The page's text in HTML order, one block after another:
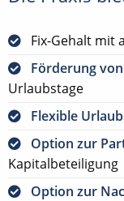
Fix-Gehalt mit
Förderung
Urlaubstage
Flexible
Option zur
Kapitalbeteiligung
Option zur